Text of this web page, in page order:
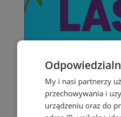
My i nasi partnerzy
przechowywania i
urządzeniu oraz do